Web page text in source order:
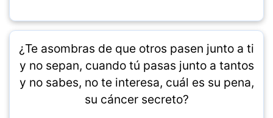
¿Te asombras de que otros pasen junto a ti
y no sepan, cuando tú pasas junto a tantos
y no sabes, no te interesa, cuál es su pena,
su cáncer secreto?